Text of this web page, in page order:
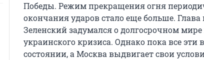
Победы. Режим прекращения огня
окончания ударов стало еще больше.
Зеленский задумался о долгосрочном
украинского кризиса. Однако пока все
состоянии, а Москва выдвигает свои